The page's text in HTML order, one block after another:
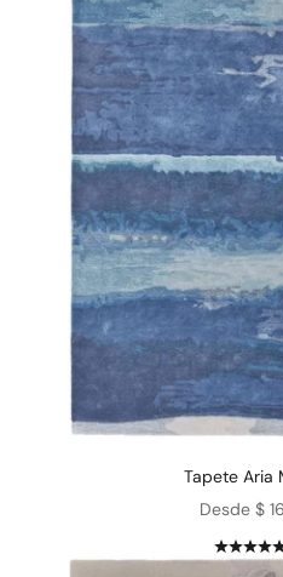
Tapete Aria
Precio de
Desde $